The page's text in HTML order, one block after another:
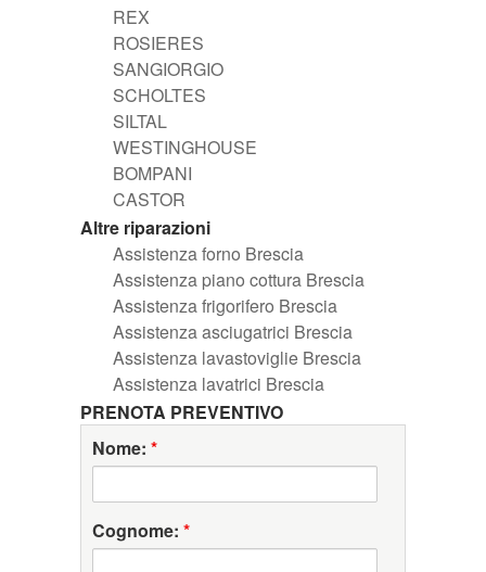
REX
ROSIERES
SANGIORGIO
SCHOLTES
SILTAL
WESTINGHOUSE
BOMPANI
CASTOR
Altre riparazioni
Assistenza forno Brescia
Assistenza piano cottura Brescia
Assistenza frigorifero Brescia
Assistenza asciugatrici Brescia
Assistenza lavastoviglie Brescia
Assistenza lavatrici Brescia
PRENOTA PREVENTIVO
Nome: *
Cognome: *